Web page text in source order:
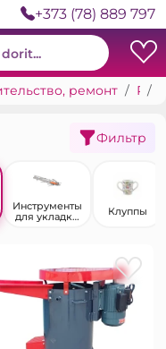
+373 (78) 889 797
ремонт Ручные инструменты
Фильтр
Инструменты
для укладки
Клуппы